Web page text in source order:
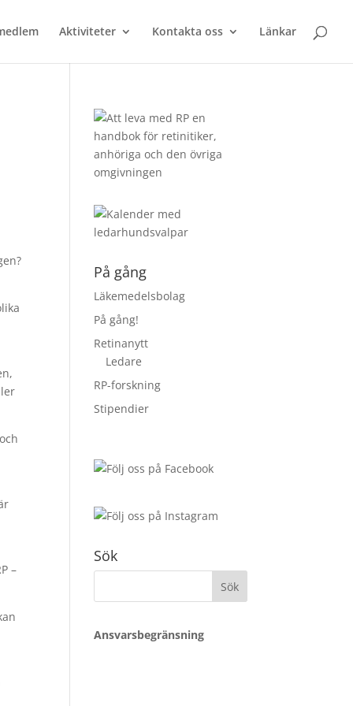
Aktiviteter Kontakta oss Länkar
–
På gång
Läkemedelsbolag
På gång!
Retinanytt
Ledare
RP-forskning
Stipendier
Sök
Sök
Ansvarsbegränsning